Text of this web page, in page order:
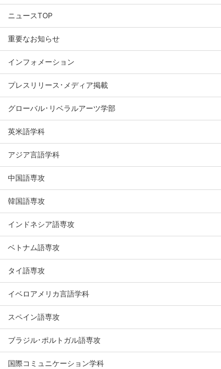
ニュースTOP
重要なお知らせ
インフォメーション
プレスリリース･メディア掲載
グローバル･リベラルアーツ学部
英米語学科
アジア言語学科
中国語専攻
韓国語専攻
インドネシア語専攻
ベトナム語専攻
タイ語専攻
イベロアメリカ言語学科
スペイン語専攻
ブラジル･ポルトガル語専攻
国際コミュニケーション学科